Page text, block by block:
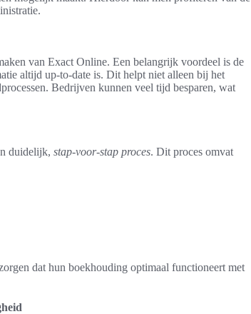
van Exact Online. Een belangrijk voordeel is de
altijd up-to-date is. Dit helpt niet alleen bij het
Bedrijven kunnen veel tijd besparen, wat
duidelijk, stap-voor-stap proces. Dit proces omvat
dat hun boekhouding optimaal functioneert met